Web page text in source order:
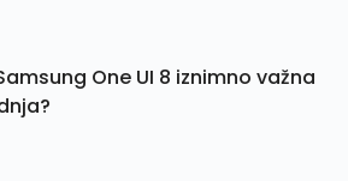
One UI 8 iznimno važna